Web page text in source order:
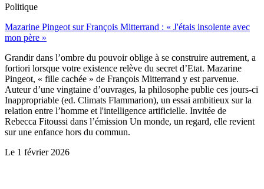
Politique
Mazarine Pingeot sur François Mitterrand : « J'étais insolente avec
mon père »
Grandir dans l’ombre du pouvoir oblige à se construire autrement, a
fortiori lorsque votre existence relève du secret d’Etat. Mazarine
Pingeot, « fille cachée » de François Mitterrand y est parvenue.
Auteur d’une vingtaine d’ouvrages, la philosophe publie ces jours-ci
Inappropriable (ed. Climats Flammarion), un essai ambitieux sur la
relation entre l’homme et l'intelligence artificielle. Invitée de
Rebecca Fitoussi dans l’émission Un monde, un regard, elle revient
sur une enfance hors du commun.
Le 1 février 2026